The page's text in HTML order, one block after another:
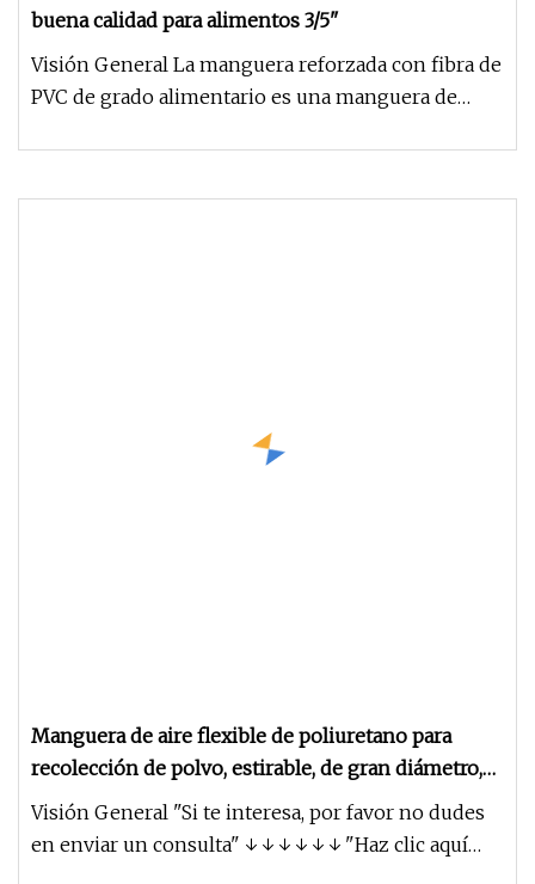
buena calidad para alimentos 3/5"
Visión General La manguera reforzada con fibra de
PVC de grado alimentario es una manguera de
Manguera de aire flexible de poliuretano para
recolección de polvo, estirable, de gran diámetro,
apta para alimentos y no tóxica
Visión General "Si te interesa, por favor no dudes
en enviar un consulta" ↓ ↓ ↓ ↓ ↓ ↓ "Haz clic aquí